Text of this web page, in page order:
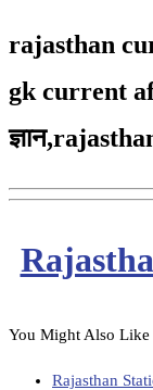
rajasthan
gk current
ज्ञान,
You Might Also Like
Rajasthan